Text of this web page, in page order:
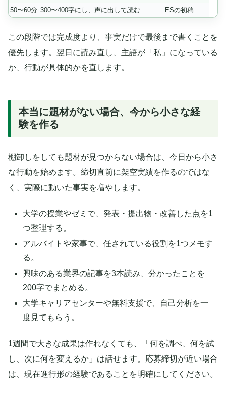
50〜60分 300〜400字にし、声に出して読む ESの初稿
この段階では完成度より、事実だけで最後まで書くことを
優先します。翌日に読み直し、主語が「私」になっている
か、行動が具体的かを直します。
本当に題材がない場合、今から小さな経
験を作る
棚卸しをしても題材が見つからない場合は、今日から小さ
な行動を始めます。締切直前に架空実績を作るのではな
く、実際に動いた事実を増やします。
大学の授業やゼミで、発表・提出物・改善した点を1
つ整理する。
アルバイトや家事で、任されている役割を1つメモす
る。
興味のある業界の記事を3本読み、分かったことを
200字でまとめる。
大学キャリアセンターや無料支援で、自己分析を一
度見てもらう。
1週間で大きな成果は作れなくても、「何を調べ、何を試
し、次に何を変えるか」は話せます。応募締切が近い場合
は、現在進行形の経験であることを明確にしてください。